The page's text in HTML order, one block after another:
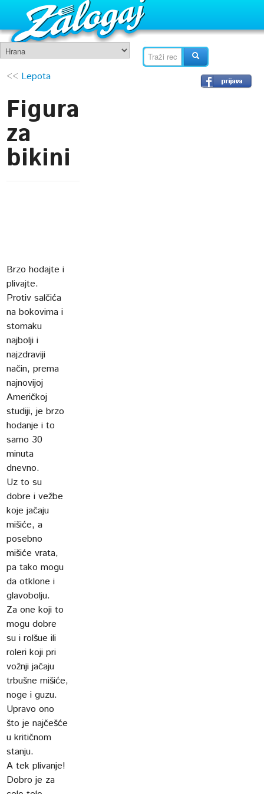
<< Lepota
Figura
za
bikini
Brzo hodajte i
plivajte.
Protiv salčića
na bokovima i
stomaku
najbolji i
najzdraviji
način, prema
najnovijoj
Američkoj
studiji, je brzo
hodanje i to
samo 30
minuta
dnevno.
Uz to su
dobre i vežbe
koje jačaju
mišiće, a
posebno
mišiće vrata,
pa tako mogu
da otklone i
glavobolju.
Za one koji to
mogu dobre
su i rolšue ili
roleri koji pri
vožnji jačaju
trbušne mišiće,
noge i guzu.
Upravo ono
što je najčešće
u kritičnom
stanju.
A tek plivanje!
Dobro je za